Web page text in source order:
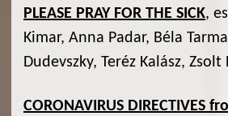
PLEASE PRAY FOR THE SICK,
Kimar, Anna Padar, Béla
Dudevszky, Teréz Kalász,
CORONAVIRUS DIRECTIVES